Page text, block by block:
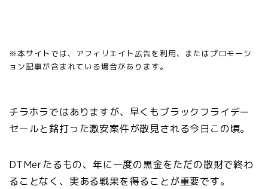
※本サイトでは、アフィリエイト広告を利用、またはプロモーシ
ョン記事が含まれている場合があります。
チラホラではありますが、早くもブラックフライデー
セールと銘打った激安案件が散見される今日この頃。
DTMerたるもの、年に一度の黒金をただの散財で終わ
ることなく、実ある戦果を得ることが重要です。